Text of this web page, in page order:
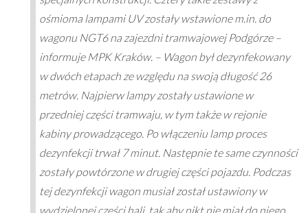
ośmioma lampami UV zostały wstawione m.in. do
wagonu NGT6 na zajezdni tramwajowej Podgórze –
informuje MPK Kraków. – Wagon był dezynfekowany
w dwóch etapach ze względu na swoją długość 26
metrów. Najpierw lampy zostały ustawione w
przedniej części tramwaju, w tym także w rejonie
kabiny prowadzącego. Po włączeniu lamp proces
dezynfekcji trwał 7 minut. Następnie te same czynności
zostały powtórzone w drugiej części pojazdu. Podczas
tej dezynfekcji wagon musiał został ustawiony w
wydzielonej części hali, tak aby nikt nie miał do niego